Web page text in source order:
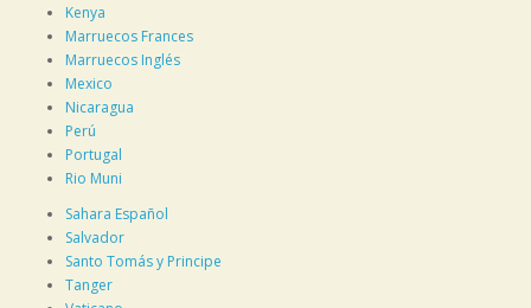
Kenya
Marruecos Frances
Marruecos Inglés
Mexico
Nicaragua
Perú
Portugal
Rio Muni
Sahara Español
Salvador
Santo Tomás y Principe
Tanger